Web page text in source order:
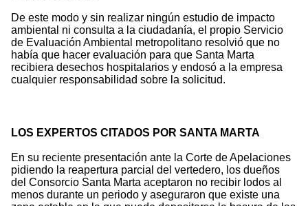
De este modo y sin realizar ningún estudio de impacto
ambiental ni consulta a la ciudadanía, el propio Servicio
de Evaluación Ambiental metropolitano resolvió que no
había que hacer evaluación para que Santa Marta
recibiera desechos hospitalarios y endosó a la empresa
cualquier responsabilidad sobre la solicitud.
LOS EXPERTOS CITADOS POR SANTA MARTA
En su reciente presentación ante la Corte de Apelaciones
pidiendo la reapertura parcial del vertedero, los dueños
del Consorcio Santa Marta aceptaron no recibir lodos al
menos durante un periodo y aseguraron que existe una